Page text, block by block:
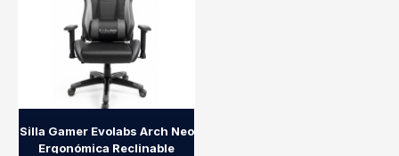
Silla Gamer Evolabs Arch Neo
Ergonómica Reclinable